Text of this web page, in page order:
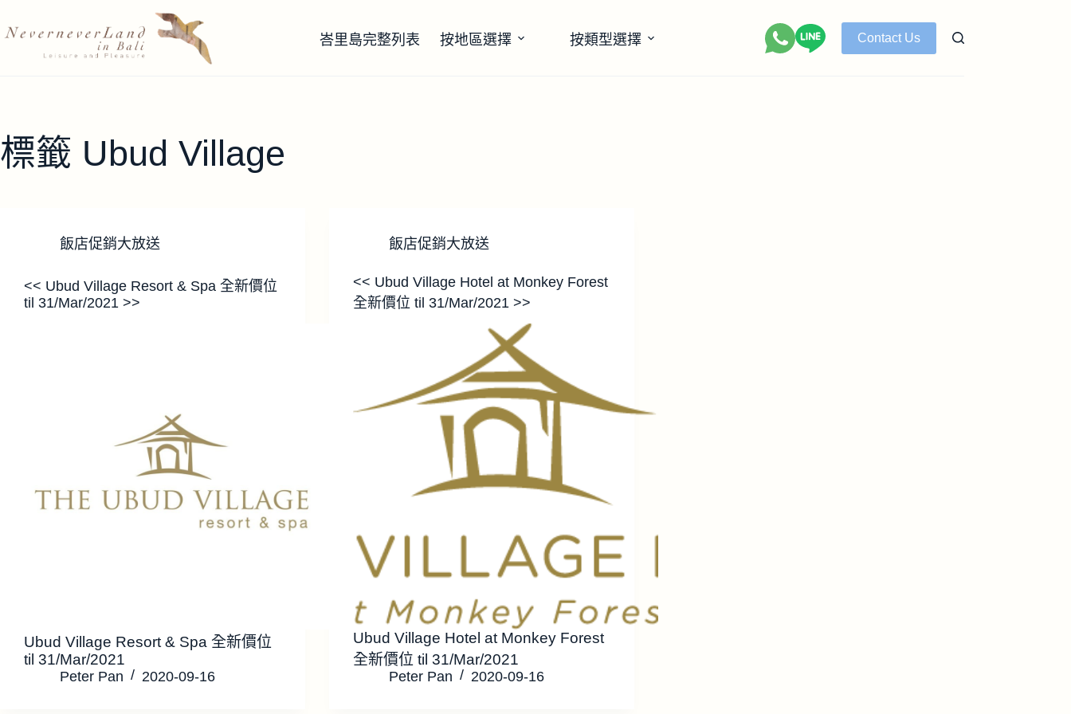
至
峇里島完整列表 按地區選擇 按類型選擇 Contact Us
標籤 Ubud Village
飯店促銷大放送
<< Ubud Village Resort & Spa 全新價位
til 31/Mar/2021 >>
Ubud Village Resort & Spa 全新價位
til 31/Mar/2021
Peter Pan 2020-09-16
飯店促銷大放送
<< Ubud Village Hotel at Monkey Forest
全新價位 til 31/Mar/2021 >>
Ubud Village Hotel at Monkey Forest
全新價位 til 31/Mar/2021
Peter Pan 2020-09-16